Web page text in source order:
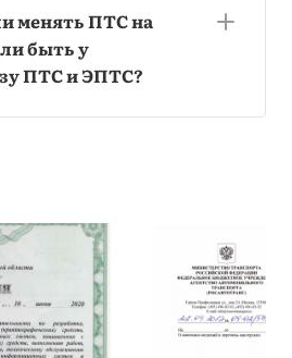
менять ПТС на
быть у
ПТС и ЭПТС?